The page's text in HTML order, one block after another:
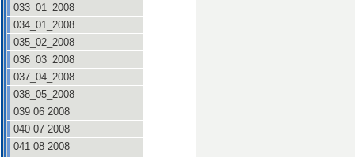
033_01_2008
034_01_2008
035_02_2008
036_03_2008
037_04_2008
038_05_2008
039 06 2008
040 07 2008
041 08 2008